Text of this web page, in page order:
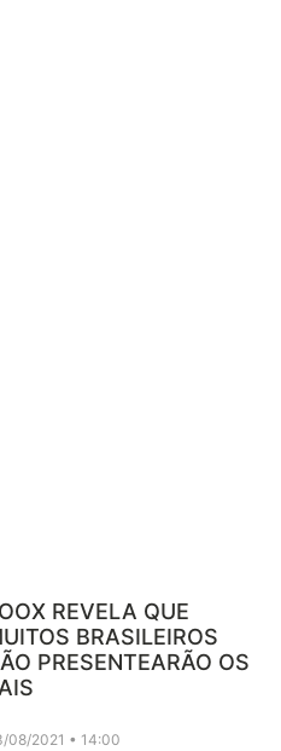
REVELA QUE
BRASILEIROS
PRESENTEARÃO OS
08/2021 14:00